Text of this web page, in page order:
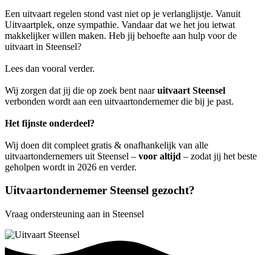
Een uitvaart regelen stond vast niet op je verlanglijstje. Vanuit
Uitvaartplek, onze sympathie. Vandaar dat we het jou ietwat
makkelijker willen maken. Heb jij behoefte aan hulp voor de
uitvaart in Steensel?
Lees dan vooral verder.
Wij zorgen dat jij die op zoek bent naaruitvaart Steensel
verbonden wordt aan een uitvaartondernemer die bij je past.
Het fijnste onderdeel?
Wij doen dit compleet gratis & onafhankelijk van alle
uitvaartondernemers uit Steensel – voor altijd – zodat jij het beste
geholpen wordt in 2026 en verder.
Uitvaartondernemer Steensel gezocht?
Vraag ondersteuning aan in Steensel